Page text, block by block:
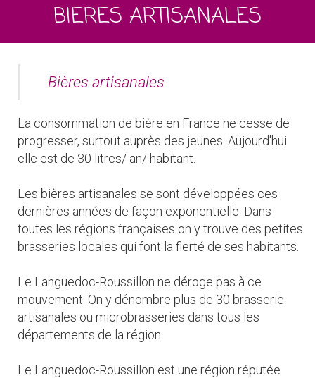
BIERES ARTISANALES
Bières artisanales
La consommation de bière en France ne cesse de
progresser, surtout auprès des jeunes. Aujourd'hui
elle est de 30 litres/ an/ habitant.
Les bières artisanales se sont développées ces
dernières années de façon exponentielle. Dans
toutes les régions françaises on y trouve des petites
brasseries locales qui font la fierté de ses habitants.
Le Languedoc-Roussillon ne déroge pas à ce
mouvement. On y dénombre plus de 30 brasserie
artisanales ou microbrasseries dans tous les
départements de la région.
Le Languedoc-Roussillon est une région réputée